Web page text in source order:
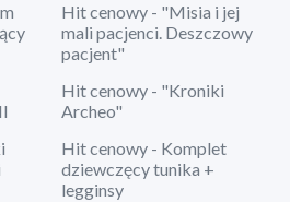
Hit cenowy - "Misia i jej
mali pacjenci. Deszczowy
pacjent"
Hit cenowy - "Kroniki
Archeo"
Hit cenowy - Komplet
dziewczęcy tunika +
legginsy